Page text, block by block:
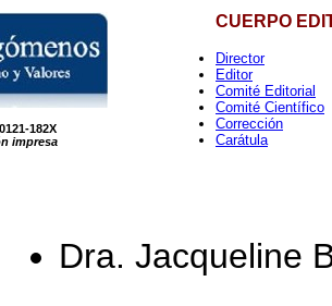
182X
impresa
CUERPO
Director
Editor
Comité Editorial
Comité Científico
Corrección
Carátula
Dra. Jacqueline